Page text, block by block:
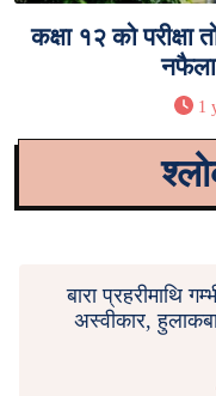
कक्षा १२ को
1
बारा प्रहरीमाथि
अस्वीकार,